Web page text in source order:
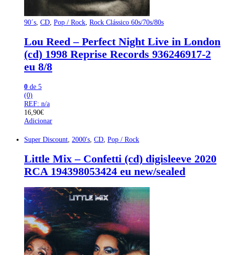
90´s CD Pop / Rock Rock Clássico 60s/70s/80s
Lou Reed – Perfect Night Live in London
(cd) 1998 Reprise Records 936246917-2
eu 8/8
0 de 5
(0)
REF: n/a
16,90€
Adicionar
Super Discount 2000's CD Pop / Rock
Little Mix – Confetti (cd) digisleeve 2020
RCA 194398053424 eu new/sealed